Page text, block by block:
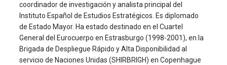
coordinador de investigación y analista principal del
Instituto Español de Estudios Estratégicos. Es diplomado
de Estado Mayor. Ha estado destinado en el Cuartel
General del Eurocuerpo en Estrasburgo (1998-2001), en la
Brigada de Despliegue Rápido y Alta Disponibilidad al
servicio de Naciones Unidas (SHIRBRIGH) en Copenhague